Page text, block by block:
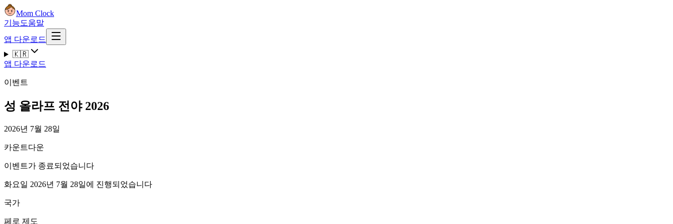
Mom Clock
기능도움말
앱 다운로드
🇰🇷
앱 다운로드
이벤트
성 올라프 전야 2026
2026년 7월 28일
카운트다운
이벤트가 종료되었습니다
화요일 2026년 7월 28일에 진행되었습니다
국가
페로 제도